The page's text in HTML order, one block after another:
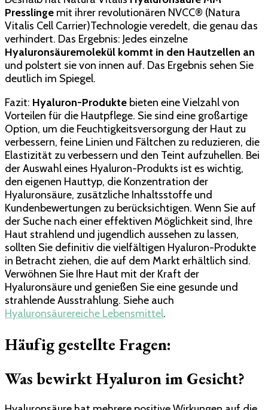
Presslinge mit ihrer revolutionären NVCC® (Natura
Vitalis Cell Carrier)Technologie veredelt, die genau das
verhindert. Das Ergebnis: Jedes einzelne
Hyaluronsäuremolekül kommt in den Hautzellen an
und polstert sie von innen auf. Das Ergebnis sehen Sie
deutlich im Spiegel.
Fazit: Hyaluron-Produkte bieten eine Vielzahl von
Vorteilen für die Hautpflege. Sie sind eine großartige
Option, um die Feuchtigkeitsversorgung der Haut zu
verbessern, feine Linien und Fältchen zu reduzieren, die
Elastizität zu verbessern und den Teint aufzuhellen. Bei
der Auswahl eines Hyaluron-Produkts ist es wichtig,
den eigenen Hauttyp, die Konzentration der
Hyaluronsäure, zusätzliche Inhaltsstoffe und
Kundenbewertungen zu berücksichtigen. Wenn Sie auf
der Suche nach einer effektiven Möglichkeit sind, Ihre
Haut strahlend und jugendlich aussehen zu lassen,
sollten Sie definitiv die vielfältigen Hyaluron-Produkte
in Betracht ziehen, die auf dem Markt erhältlich sind.
Verwöhnen Sie Ihre Haut mit der Kraft der
Hyaluronsäure und genießen Sie eine gesunde und
strahlende Ausstrahlung. Siehe auch
Hyaluronsäurereiche Lebensmittel.
Häufig gestellte Fragen:
Was bewirkt Hyaluron im Gesicht?